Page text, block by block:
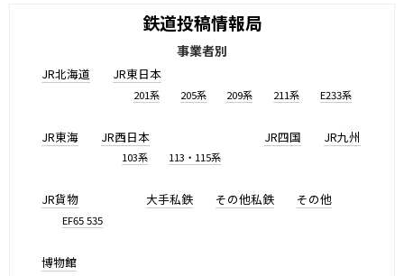
鉄道投稿情報局
事業者別
JR北海道 JR東日本
201系 205系 209系 211系 E233系
JR東海 JR西日本
103系 113・115系
JR四国 JR九州
JR貨物
EF65 535
大手私鉄 その他私鉄 その他
博物館